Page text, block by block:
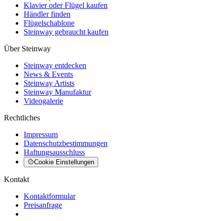
Klavier oder Flügel kaufen
Händler finden
Flügelschablone
Steinway gebraucht kaufen
Über Steinway
Steinway entdecken
News & Events
Steinway Artists
Steinway Manufaktur
Videogalerie
Rechtliches
Impressum
Datenschutzbestimmungen
Haftungsausschluss
Cookie Einstellungen
Kontakt
Kontaktformular
Preisanfrage